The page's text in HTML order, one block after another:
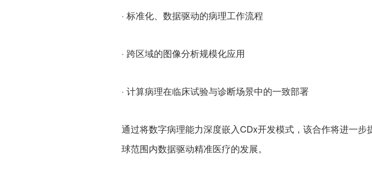
· 标准化、数据驱动的病理工作流程
· 跨区域的图像分析规模化应用
· 计算病理在临床试验与诊断场景中的一致部署
通过将数字病理能力深度嵌入CDx开发模式，该合作将进一步
球范围内数据驱动精准医疗的发展。